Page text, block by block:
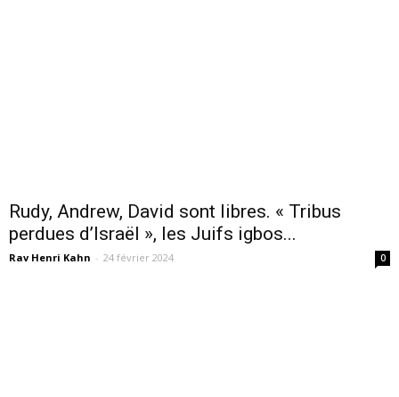
Rudy, Andrew, David sont libres. « Tribus
perdues d’Israël », les Juifs igbos...
Rav Henri Kahn - 24 février 2024 0